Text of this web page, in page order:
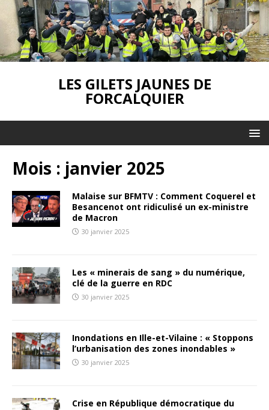
LES GILETS JAUNES DE
FORCALQUIER
Mois : janvier 2025
Malaise sur BFMTV : Comment Coquerel et
Besancenot ont ridiculisé un ex-ministre
de Macron
30 janvier 2025
Les « minerais de sang » du numérique,
clé de la guerre en RDC
30 janvier 2025
Inondations en Ille-et-Vilaine : « Stoppons
l’urbanisation des zones inondables »
30 janvier 2025
Crise en République démocratique du